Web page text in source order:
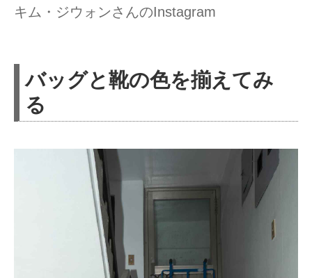
キム・ジウォンさんのInstagram
バッグと靴の色を揃えてみ
る